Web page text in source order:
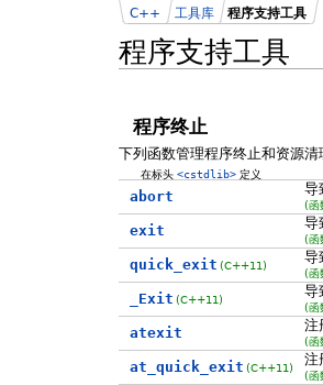
程序支持工具
C++ 工具库 程序支持工具
程序终止
下列函数管理程序终止和资源清
在标头<cstdlib> 定义
abort 导
(函
exit 导
(函
quick_exit (C++11) 导
(函
_Exit (C++11) 导
(函
atexit 注
(函
at_quick_exit (C++11) 注
(函